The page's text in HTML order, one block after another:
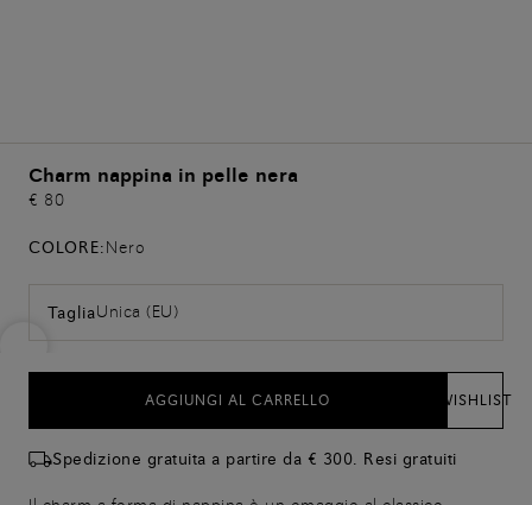
Charm nappina in pelle nera
€ 80
COLORE:Nero
TagliaUnica (EU)
AGGIUNGI AL CARRELLO WISHLIST
Spedizione gratuita a partire da € 300. Resi gratuiti